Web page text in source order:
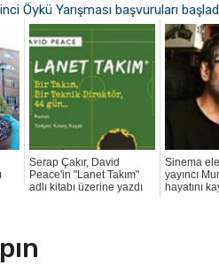
Öykü Yarışması başvuruları
Serap Çakır, David
Peace'in "Lanet Takım"
adlı kitabı üzerine yazdı
Sinema
yayıncı
hayatını